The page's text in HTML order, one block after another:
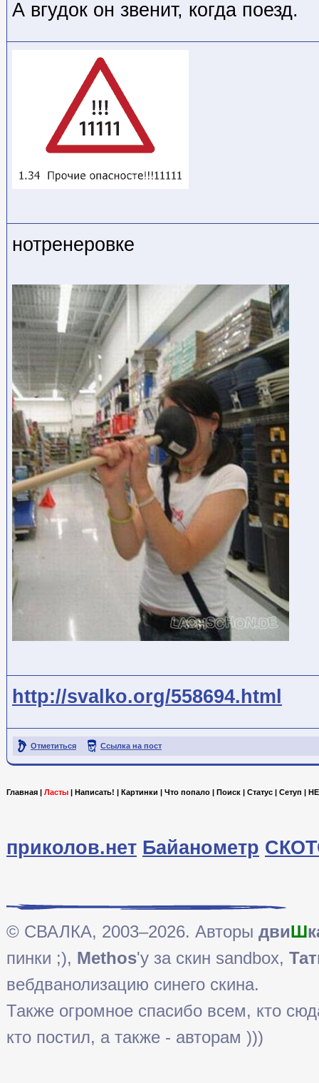
А вгудок он звенит, когда поезд.
нотренеровке
http://svalko.org/558694.html
Отметиться Ссылка на пост
Главная | Ласты | Написать! | Картинки | Что попало | Поиск | Статус | Сетуп |
приколов.нет Байанометр
© СВАЛКА, 2003–2026. Авторы двиШ
пинки ;), Methos'у за скин sandbox,
вебдванолизацию синего скина.
Также огромное спасибо всем, кто
кто постил, а также - авторам )))